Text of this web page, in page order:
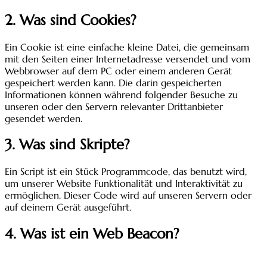
2. Was sind Cookies?
Ein Cookie ist eine einfache kleine Datei, die gemeinsam
mit den Seiten einer Internetadresse versendet und vom
Webbrowser auf dem PC oder einem anderen Gerät
gespeichert werden kann. Die darin gespeicherten
Informationen können während folgender Besuche zu
unseren oder den Servern relevanter Drittanbieter
gesendet werden.
3. Was sind Skripte?
Ein Script ist ein Stück Programmcode, das benutzt wird,
um unserer Website Funktionalität und Interaktivität zu
ermöglichen. Dieser Code wird auf unseren Servern oder
auf deinem Gerät ausgeführt.
4. Was ist ein Web Beacon?